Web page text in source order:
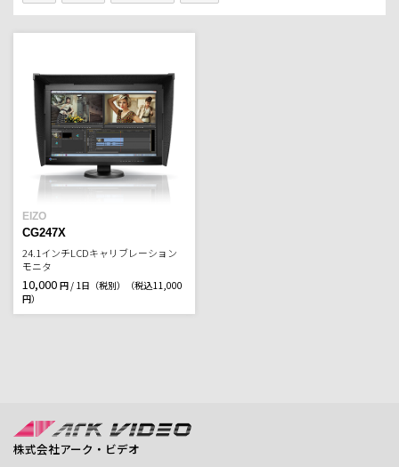
EIZO
CG247X
24.1インチLCDキャリブレーション
モニタ
10,000 円 / 1日（税別）
（税込11,000
円）
株式会社アーク・ビデオ